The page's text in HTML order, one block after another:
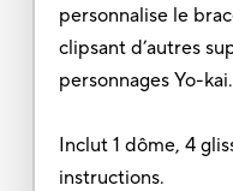
personnalise le
clipsant d’autres
personnages Yo-kai.
Inclut 1 dôme, 4
instructions.